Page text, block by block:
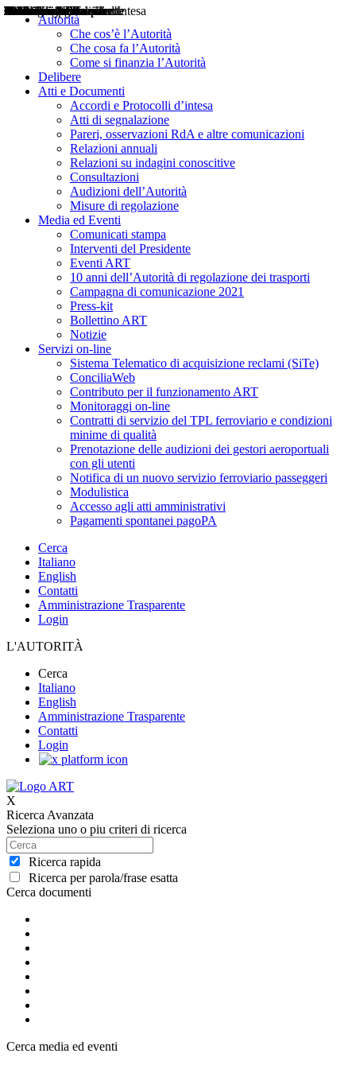
Autorità
Che cos’è l’Autorità
Che cosa fa l’Autorità
Come si finanzia l’Autorità
Delibere
Atti e Documenti
Accordi e Protocolli d’intesa
Atti di segnalazione
Pareri, osservazioni RdA e altre comunicazioni
Relazioni annuali
Relazioni su indagini conoscitive
Consultazioni
Audizioni dell’Autorità
Misure di regolazione
Media ed Eventi
Comunicati stampa
Interventi del Presidente
Eventi ART
10 anni dell’Autorità di regolazione dei trasporti
Campagna di comunicazione 2021
Press-kit
Bollettino ART
Notizie
Servizi on-line
Sistema Telematico di acquisizione reclami (SiTe)
ConciliaWeb
Contributo per il funzionamento ART
Monitoraggi on-line
Contratti di servizio del TPL ferroviario e condizioni
minime di qualità
Prenotazione delle audizioni dei gestori aeroportuali
con gli utenti
Notifica di un nuovo servizio ferroviario passeggeri
Modulistica
Accesso agli atti amministrativi
Pagamenti spontanei pagoPA
Cerca
Italiano
English
Contatti
Amministrazione Trasparente
Login
L'AUTORITÀ
Cerca
Italiano
English
Amministrazione Trasparente
Contatti
Login
X
Ricerca Avanzata
Seleziona uno o piu criteri di ricerca
Ricerca rapida
Ricerca per parola/frase esatta
Cerca documenti
Delibere
Pareri
Consultazioni
Audizioni
Atti di Segnalazione
Accordi e Protocolli d'Intesa
Relazioni annuali
Misure di regolazione
Cerca media ed eventi
Notizie
Comunicati Stampa
Bollettini ART
Convegni ART
Interviste del Presidente
Articoli in primo piano
Interventi del Presidente
2004
2005
2010
2013
2014
2015
2016
2017
2018
2019
202
2020
2021
2022
2023
2024
2025
2026
Aereo
Marittimo
Terrestre